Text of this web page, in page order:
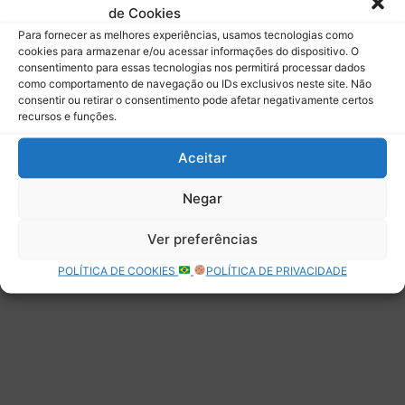
de Cookies
Para fornecer as melhores experiências, usamos tecnologias como
cookies para armazenar e/ou acessar informações do dispositivo. O
consentimento para essas tecnologias nos permitirá processar dados
como comportamento de navegação ou IDs exclusivos neste site. Não
consentir ou retirar o consentimento pode afetar negativamente certos
recursos e funções.
Aceitar
Negar
Ver preferências
POLÍTICA DE COOKIES POLÍTICA DE PRIVACIDADE
Deixe uma resposta